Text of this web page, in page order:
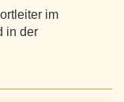
im
in der